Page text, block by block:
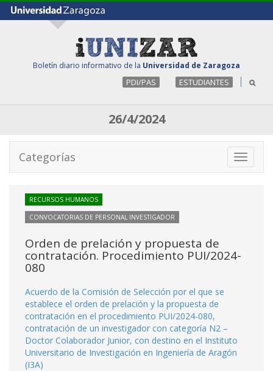
Boletín diario informativo de la Universidad de Zaragoza
PDI/PAS ESTUDIANTES
26/4/2024
Toggle
Categorías
RECURSOS HUMANOS
CONVOCATORIAS DE PERSONAL INVESTIGADOR
Orden de prelación y propuesta de
contratación. Procedimiento PUI/2024-
080
Acuerdo de la Comisión de Selección por el que se
establece el orden de prelación y la propuesta de
contratación en el procedimiento PUI/2024-080,
contratación de un investigador con categoría N2 –
Doctor Colaborador Junior, con destino en el Instituto
Universitario de Investigación en Ingeniería de Aragón
(I3A)